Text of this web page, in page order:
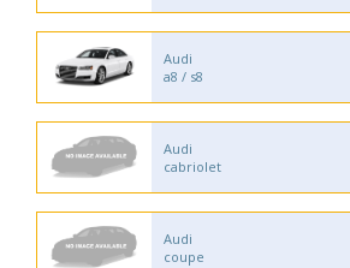
Audi
a8 / s8
Audi
cabriolet
Audi
coupe